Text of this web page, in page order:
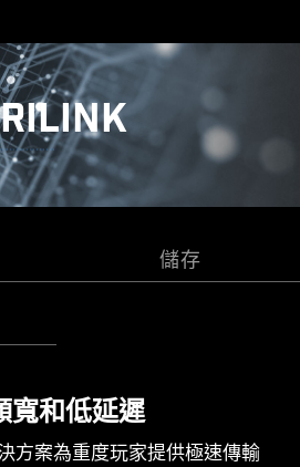
2A 供電（風扇）/ 專門
支援 MSI 零組件。
了解更多
用途，既可作為幫浦連接
風扇，其獨特的灰色設計，更
CPU 與GPU 溫度進行調校。
GPU 的溫度，自動調整系統
佳效能。
儲存
寬和低延遲
方案為重度玩家提供極速傳輸
的快速儲存技術
有最新的儲存技術標準，用戶
鐵裝甲 LIGHTNING
5 PCI-E